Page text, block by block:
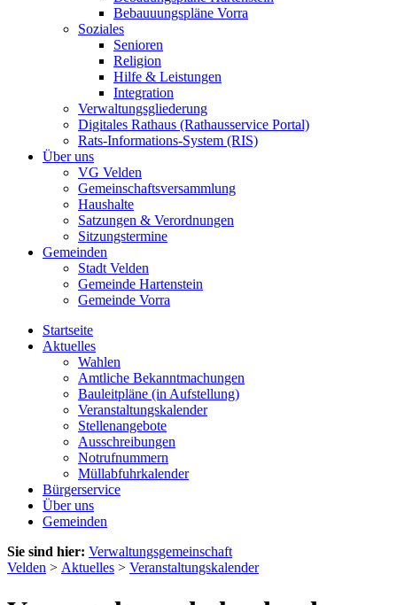
Bebauuungspläne Vorra
Soziales
Senioren
Religion
Hilfe & Leistungen
Integration
Verwaltungsgliederung
Digitales Rathaus (Rathausservice Portal)
Rats-Informations-System (RIS)
Über uns
VG Velden
Gemeinschaftsversammlung
Haushalte
Satzungen & Verordnungen
Sitzungstermine
Gemeinden
Stadt Velden
Gemeinde Hartenstein
Gemeinde Vorra
Startseite
Aktuelles
Wahlen
Amtliche Bekanntmachungen
Bauleitpläne (in Aufstellung)
Veranstaltungskalender
Stellenangebote
Ausschreibungen
Notrufnummern
Müllabfuhrkalender
Bürgerservice
Über uns
Gemeinden
Sie sind hier: Verwaltungsgemeinschaft
Velden > Aktuelles > Veranstaltungskalender